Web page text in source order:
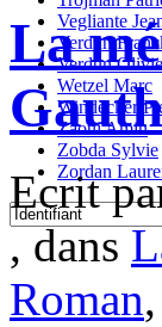
Vegliante
Verdun
Verdun
Wetzel Marc
Windecker
Zaoui Amin
Zobda Sylvie
Zordan
La
Ecrit
, dans
Roman,